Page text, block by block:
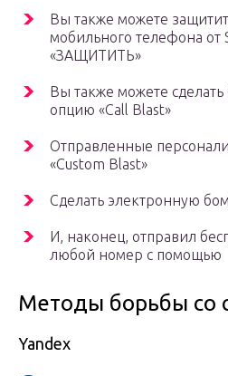
Вы также можете
мобильного телефона от
«ЗАЩИТИТЬ»
Вы также можете
опцию «Call Blast»
Отправленные
«Custom Blast»
Сделать электронную
И, наконец, отправил
любой номер с помощью
Методы борьбы со
Yandex